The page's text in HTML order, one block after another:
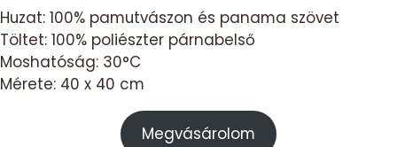
Huzat: 100% pamutvászon és panama szövet
Töltet: 100% poliészter párnabelső
Moshatóság: 30°C
Mérete: 40 x 40 cm
Megvásárolom